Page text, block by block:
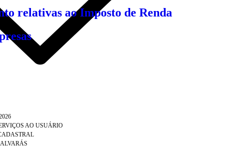
AO USUÁRIO
relativas ao Imposto de Renda